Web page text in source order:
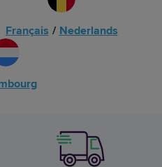
Français / Nederlands